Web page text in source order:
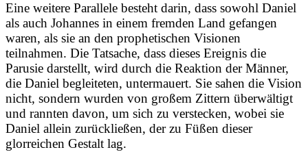
Eine weitere Parallele besteht darin, dass sowohl Daniel
als auch Johannes in einem fremden Land gefangen
waren, als sie an den prophetischen Visionen
teilnahmen. Die Tatsache, dass dieses Ereignis die
Parusie darstellt, wird durch die Reaktion der Männer,
die Daniel begleiteten, untermauert. Sie sahen die Vision
nicht, sondern wurden von großem Zittern überwältigt
und rannten davon, um sich zu verstecken, wobei sie
Daniel allein zurückließen, der zu Füßen dieser
glorreichen Gestalt lag.